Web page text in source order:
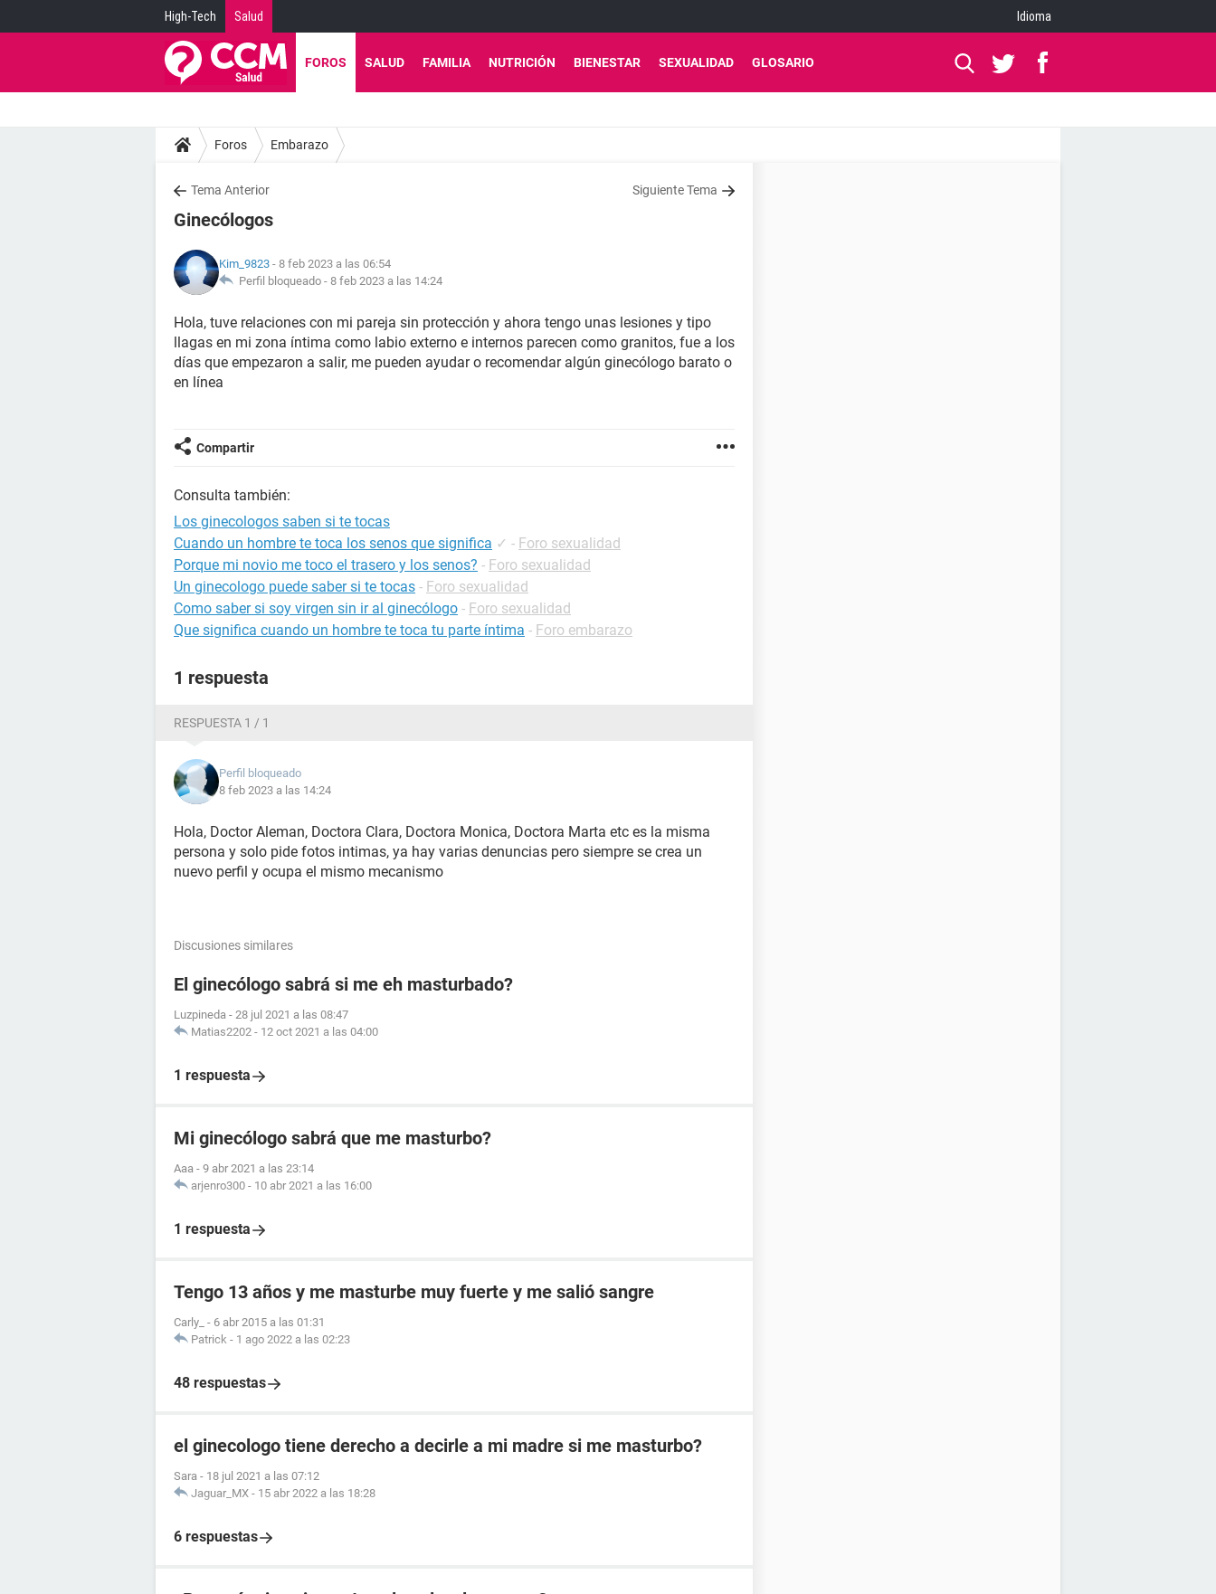
High-Tech Salud Idioma
FOROS SALUD FAMILIA NUTRICIÓN BIENESTAR SEXUALIDAD GLOSARIO
Foros Embarazo
Tema Anterior Siguiente Tema
Ginecólogos
Kim_9823 - 8 feb 2023 a las 06:54
Perfil bloqueado - 8 feb 2023 a las 14:24
Hola, tuve relaciones con mi pareja sin protección y ahora tengo unas lesiones y tipo
llagas en mi zona íntima como labio externo e internos parecen como granitos, fue a los
días que empezaron a salir, me pueden ayudar o recomendar algún ginecólogo barato o
en línea
Compartir
Consulta también:
Los ginecologos saben si te tocas
Cuando un hombre te toca los senos que significa ✓ - Foro sexualidad
Porque mi novio me toco el trasero y los senos? - Foro sexualidad
Un ginecologo puede saber si te tocas - Foro sexualidad
Como saber si soy virgen sin ir al ginecólogo - Foro sexualidad
Que significa cuando un hombre te toca tu parte íntima - Foro embarazo
1 respuesta
RESPUESTA 1 / 1
Perfil bloqueado
8 feb 2023 a las 14:24
Hola, Doctor Aleman, Doctora Clara, Doctora Monica, Doctora Marta etc es la misma
persona y solo pide fotos intimas, ya hay varias denuncias pero siempre se crea un
nuevo perfil y ocupa el mismo mecanismo
Discusiones similares
El ginecólogo sabrá si me eh masturbado?
Luzpineda - 28 jul 2021 a las 08:47
Matias2202 - 12 oct 2021 a las 04:00
1 respuesta
Mi ginecólogo sabrá que me masturbo?
Aaa - 9 abr 2021 a las 23:14
arjenro300 - 10 abr 2021 a las 16:00
1 respuesta
Tengo 13 años y me masturbe muy fuerte y me salió sangre
Carly_ - 6 abr 2015 a las 01:31
Patrick - 1 ago 2022 a las 02:23
48 respuestas
el ginecologo tiene derecho a decirle a mi madre si me masturbo?
Sara - 18 jul 2021 a las 07:12
Jaguar_MX - 15 abr 2022 a las 18:28
6 respuestas